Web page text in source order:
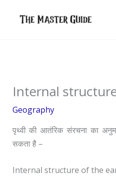
Internal
Geography
पृथ्वी की आतंरिक संरचना का
सकता है –
Internal structure of the